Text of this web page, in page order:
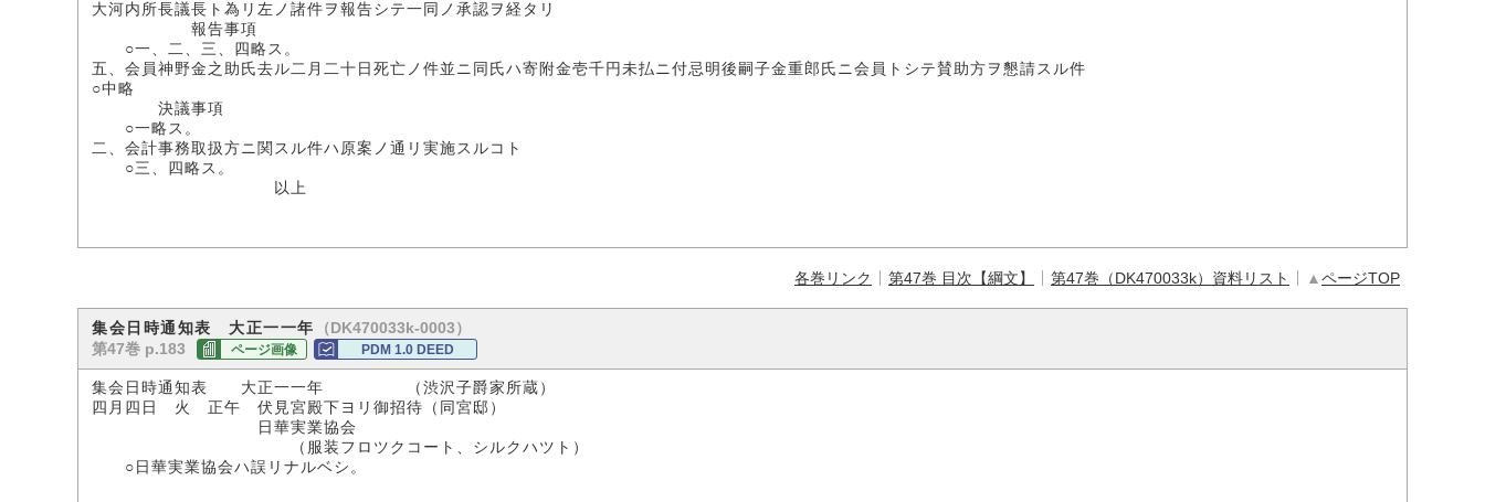
大河内所長議長ト為リ左ノ諸件ヲ報告シテ一同ノ承認ヲ経タリ
報告事項
○一、二、三、四略ス。
五、会員神野金之助氏去ル二月二十日死亡ノ件並ニ同氏ハ寄附金壱千円未払ニ付忌明後嗣子金重郎氏ニ会員トシテ賛助方ヲ懇請スル件
○中略
決議事項
○一略ス。
二、会計事務取扱方ニ関スル件ハ原案ノ通リ実施スルコト
○三、四略ス。
以上
各巻リンク 第47巻 目次【綱文】 第47巻（DK470033k）資料リスト ▲ページTOP
集会日時通知表 大正一一年
（DK470033k-0003）
第47巻 p.183
ページ画像 PDM 1.0 DEED
集会日時通知表 大正一一年 （渋沢子爵家所蔵）
四月四日 火 正午 伏見宮殿下ヨリ御招待（同宮邸）
日華実業協会
（服装フロツクコート、シルクハツト）
○日華実業協会ハ誤リナルベシ。